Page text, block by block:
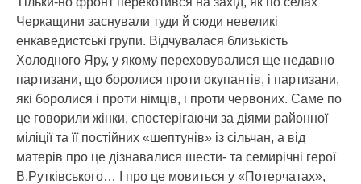
Черкащини заснували туди й сюди невеликі
енкаведистські групи. Відчувалася близькість
Холодного Яру, у якому переховувалися ще недавно
партизани, що боролися проти окупантів, і партизани,
які боролися і проти німців, і проти червоних. Саме по
це говорили жінки, спостерігаючи за діями районної
міліції та її постійних «шептунів» із сільчан, а від
матерів про це дізнавалися шести- та семирічні герої
В.Рутківського… І про це мовиться у «Потерчатах»,